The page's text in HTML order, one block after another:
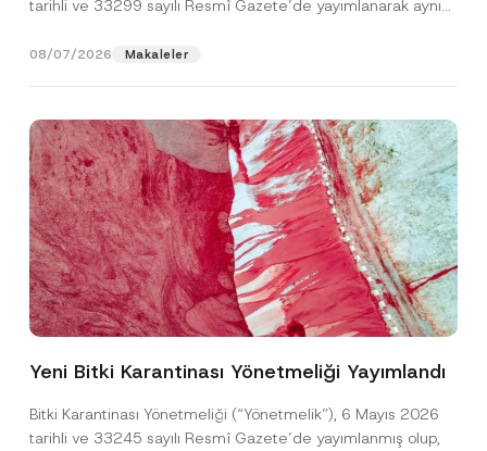
tarihli ve 33299 sayılı Resmî Gazete’de yayımlanarak aynı
08/07/2026 Makaleler
Yeni Bitki Karantinası Yönetmeliği Yayımlandı
Bitki Karantinası Yönetmeliği (“Yönetmelik”), 6 Mayıs 2026
tarihli ve 33245 sayılı Resmî Gazete’de yayımlanmış olup,